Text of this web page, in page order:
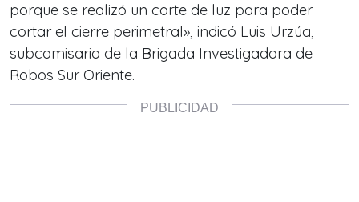
porque se realizó un corte de luz para poder
cortar el cierre perimetral», indicó Luis Urzúa,
subcomisario de la Brigada Investigadora de
Robos Sur Oriente.